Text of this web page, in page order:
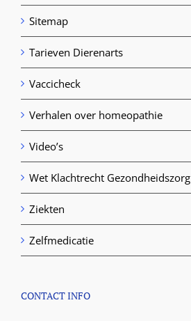
Sitemap
Tarieven Dierenarts
Vaccicheck
Verhalen over homeopathie
Video’s
Wet Klachtrecht Gezondheidszorg
Ziekten
Zelfmedicatie
CONTACT INFO